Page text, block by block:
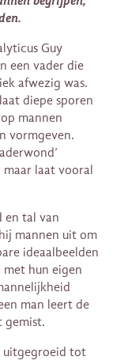
Guy
een vader die
afwezig was.
diepe sporen
mannen
vormgeven.
laat vooral
en tal van
mannen uit om
ideaalbeelden
hun eigen
man leert de
gemist.
uitgegroeid tot